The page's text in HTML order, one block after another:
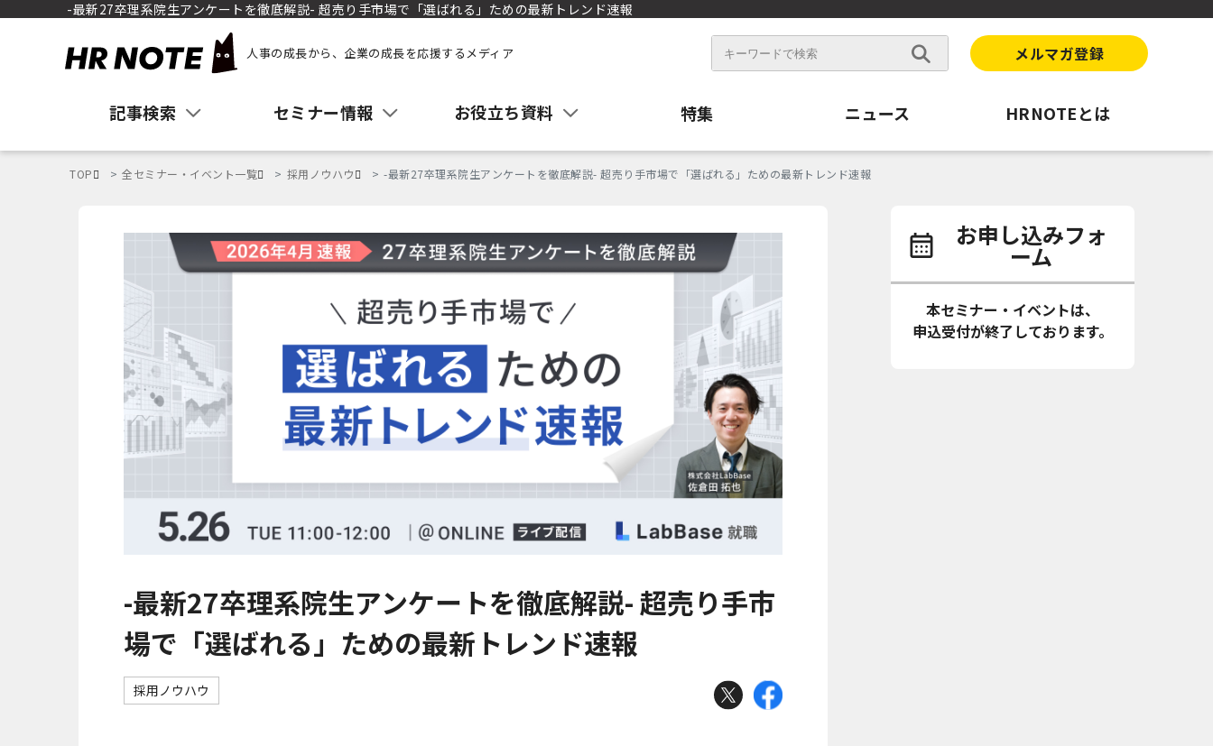
-最新27卒理系院生アンケートを徹底解説- 超売り手市場で「選ばれる」ための最新トレンド速報
人事の成長から、企業の成長を応援するメディア メルマガ登録
記事検索 セミナー情報 お役立ち資料 特集 ニュース HRNOTEとは
TOP 全セミナー・イベント一覧 採用ノウハウ -最新27卒理系院生アンケートを徹底解説- 超売り手市場で「選ばれる」ための最新トレンド速報
-最新27卒理系院生アンケートを徹底解説- 超売り手市
場で「選ばれる」ための最新トレンド速報
採用ノウハウ
お申し込みフォ
ーム
本セミナー・イベントは、
申込受付が終了しております。